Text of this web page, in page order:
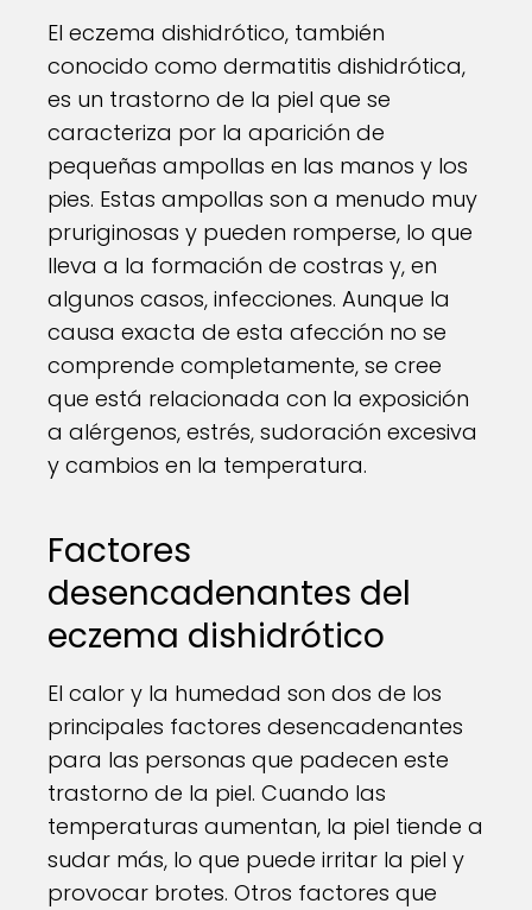
El eczema dishidrótico, también
conocido como dermatitis dishidrótica,
es un trastorno de la piel que se
caracteriza por la aparición de
pequeñas ampollas en las manos y los
pies. Estas ampollas son a menudo muy
pruriginosas y pueden romperse, lo que
lleva a la formación de costras y, en
algunos casos, infecciones. Aunque la
causa exacta de esta afección no se
comprende completamente, se cree
que está relacionada con la exposición
a alérgenos, estrés, sudoración excesiva
y cambios en la temperatura.
Factores
desencadenantes del
eczema dishidrótico
El calor y la humedad son dos de los
principales factores desencadenantes
para las personas que padecen este
trastorno de la piel. Cuando las
temperaturas aumentan, la piel tiende a
sudar más, lo que puede irritar la piel y
provocar brotes. Otros factores que